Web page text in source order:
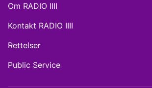
Om RADIO IIII
Kontakt RADIO IIII
Rettelser
Public Service